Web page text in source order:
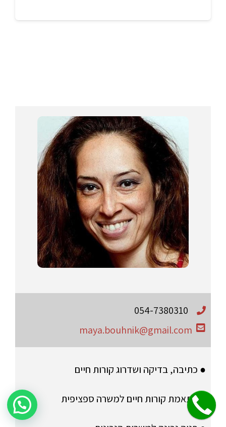
054-7380310
maya.bouhnik@gmail.com
● כתיבה, בדיקה ושדרוג קורות חיים
● התאמת קורות חיים למשרה ספציפית
שלחו הודעה לקבלת פרטים על היעוץ!